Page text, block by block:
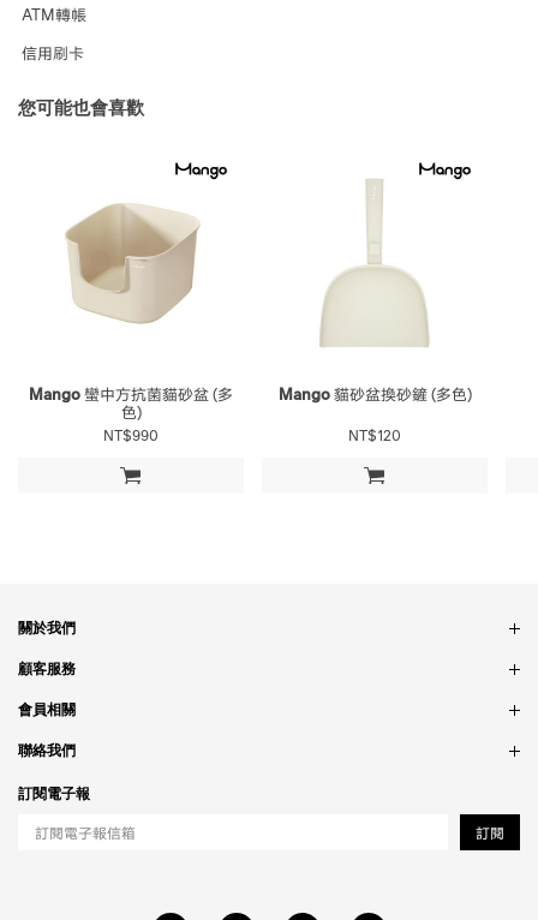
ATM轉帳
信用刷卡
您可能也會喜歡
加入購物車
Mango蠻中方抗菌貓砂盆 (多
色)
NT$990
加入購物車
Mango貓砂盆換砂鏟 (多色)
NT$120
關於我們
品牌故事
銷售據點
隱私政策
顧客服務
訂單問題
付款問題
配送問題
會員相關
會員制度
紅利制度
聯絡我們
合作相關
工作職缺
訂閱電子報
訂閱